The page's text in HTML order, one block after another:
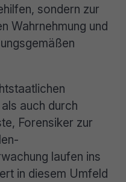
sondern zur
Wahrnehmung und
auch durch
Forensiker zur
laufen ins
in diesem Umfeld